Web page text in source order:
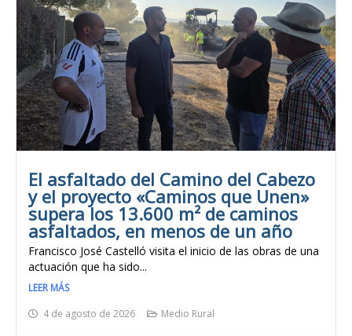
El asfaltado del Camino del Cabezo
y el proyecto «Caminos que Unen»
supera los 13.600 m² de caminos
asfaltados, en menos de un año
Francisco José Castelló visita el inicio de las obras de una
actuación que ha sido...
LEER MÁS
4 de agosto de 2026
Medio Rural